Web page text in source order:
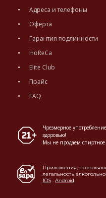
Адреса и телефоны
Оферта
Гарантия подлинности
HoReCa
Elite Club
Прайс
FAQ
Чрезмерное
здоровью!
Мы не продаем
Приложения,
легальность
IOS . Android